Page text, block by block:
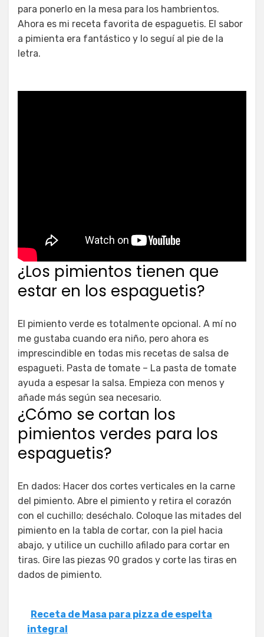
para ponerlo en la mesa para los hambrientos.
Ahora es mi receta favorita de espaguetis. El sabor
a pimienta era fantástico y lo seguí al pie de la
letra.
¿Los pimientos tienen que
estar en los espaguetis?
El pimiento verde es totalmente opcional. A mí no
me gustaba cuando era niño, pero ahora es
imprescindible en todas mis recetas de salsa de
espagueti. Pasta de tomate – La pasta de tomate
ayuda a espesar la salsa. Empieza con menos y
añade más según sea necesario.
¿Cómo se cortan los
pimientos verdes para los
espaguetis?
En dados: Hacer dos cortes verticales en la carne
del pimiento. Abre el pimiento y retira el corazón
con el cuchillo; deséchalo. Coloque las mitades del
pimiento en la tabla de cortar, con la piel hacia
abajo, y utilice un cuchillo afilado para cortar en
tiras. Gire las piezas 90 grados y corte las tiras en
dados de pimiento.
Receta de Masa para pizza de espelta
integral